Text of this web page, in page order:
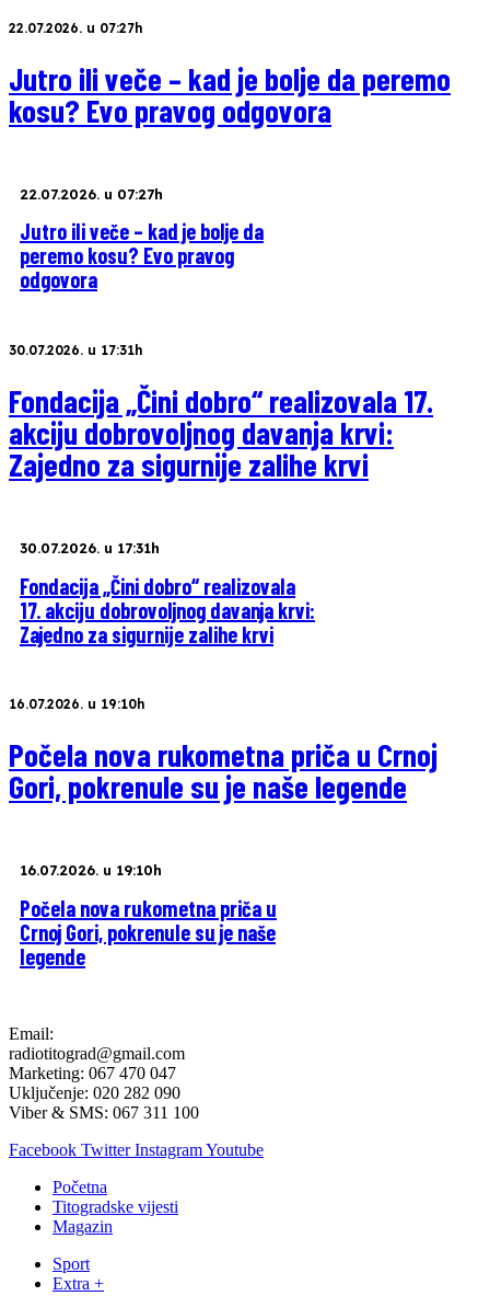
22.07.2026. u 07:27h
Jutro ili veče – kad je bolje da peremo
kosu? Evo pravog odgovora
22.07.2026. u 07:27h
Jutro ili veče – kad je bolje da
peremo kosu? Evo pravog
odgovora
30.07.2026. u 17:31h
Fondacija „Čini dobro“ realizovala 17.
akciju dobrovoljnog davanja krvi:
Zajedno za sigurnije zalihe krvi
30.07.2026. u 17:31h
Fondacija „Čini dobro“ realizovala
17. akciju dobrovoljnog davanja krvi:
Zajedno za sigurnije zalihe krvi
16.07.2026. u 19:10h
Počela nova rukometna priča u Crnoj
Gori, pokrenule su je naše legende
16.07.2026. u 19:10h
Počela nova rukometna priča u
Crnoj Gori, pokrenule su je naše
legende
Email:
radiotitograd@gmail.com
Marketing: 067 470 047
Uključenje: 020 282 090
Viber & SMS: 067 311 100
Facebook Twitter InstagramYoutube
Početna
Titogradske vijesti
Magazin
Sport
Extra +